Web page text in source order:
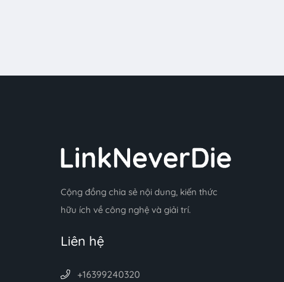
Cộng đồng chia sẻ nội dung, kiến thức
hữu ích về công nghệ và giải trí.
Liên hệ
+16399240320